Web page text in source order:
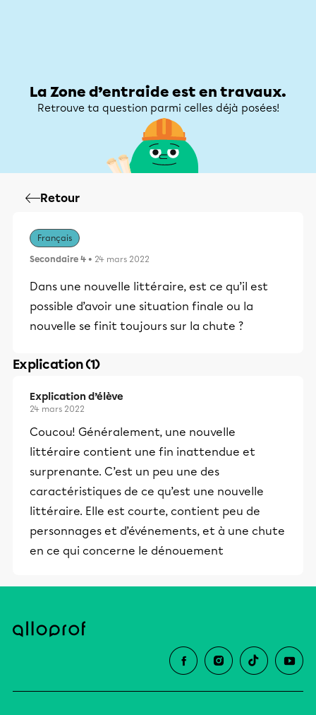
La Zone d’entraide est en travaux.
Retrouve ta question parmi celles déjà posées!
Retour
Français
Secondaire 4 • 24 mars 2022
Dans une nouvelle littéraire, est ce qu’il est
possible d’avoir une situation finale ou la
nouvelle se finit toujours sur la chute ?
Explication (1)
Explication d’élève
24 mars 2022
Coucou! Généralement, une nouvelle
littéraire contient une fin inattendue et
surprenante. C’est un peu une des
caractéristiques de ce qu’est une nouvelle
littéraire. Elle est courte, contient peu de
personnages et d’événements, et à une chute
en ce qui concerne le dénouement